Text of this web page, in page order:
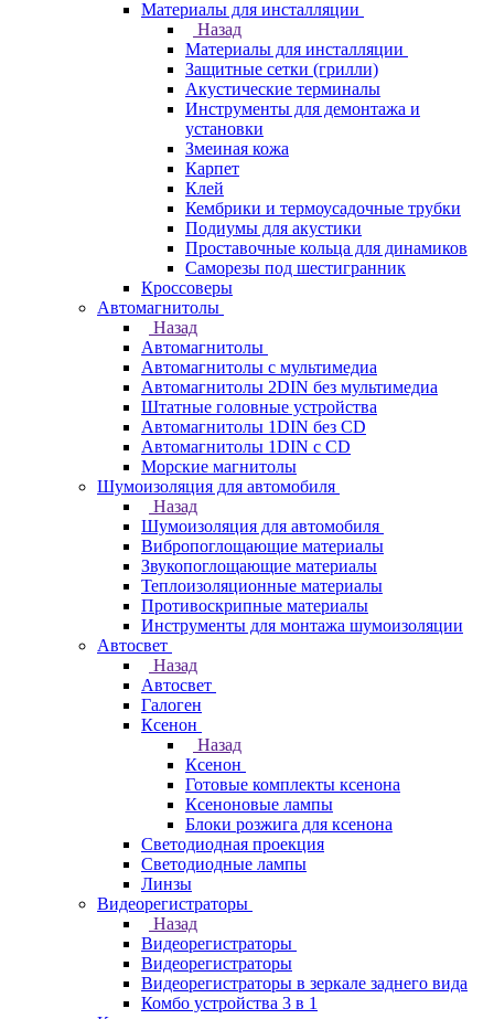
Материалы для инсталляции
Назад
Материалы для инсталляции
Защитные сетки (грилли)
Акустические терминалы
Инструменты для демонтажа и
установки
Змеиная кожа
Карпет
Клей
Кембрики и термоусадочные трубки
Подиумы для акустики
Проставочные кольца для динамиков
Саморезы под шестигранник
Кроссоверы
Автомагнитолы
Назад
Автомагнитолы
Автомагнитолы с мультимедиа
Автомагнитолы 2DIN без мультимедиа
Штатные головные устройства
Автомагнитолы 1DIN без CD
Автомагнитолы 1DIN с CD
Морские магнитолы
Шумоизоляция для автомобиля
Назад
Шумоизоляция для автомобиля
Вибропоглощающие материалы
Звукопоглощающие материалы
Теплоизоляционные материалы
Противоскрипные материалы
Инструменты для монтажа шумоизоляции
Автосвет
Назад
Автосвет
Галоген
Ксенон
Назад
Ксенон
Готовые комплекты ксенона
Ксеноновые лампы
Блоки розжига для ксенона
Светодиодная проекция
Светодиодные лампы
Линзы
Видеорегистраторы
Назад
Видеорегистраторы
Видеорегистраторы
Видеорегистраторы в зеркале заднего вида
Комбо устройства 3 в 1